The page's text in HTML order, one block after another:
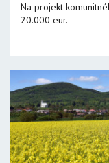
Na projekt
20.000 eur.